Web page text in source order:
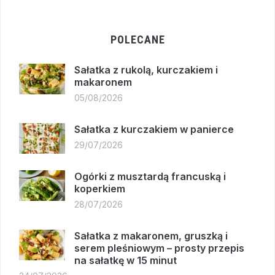
POLECANE
Sałatka z rukolą, kurczakiem i
makaronem
05/08/2026
Sałatka z kurczakiem w panierce
29/07/2026
Ogórki z musztardą francuską i
koperkiem
28/07/2026
Sałatka z makaronem, gruszką i
serem pleśniowym – prosty przepis
na sałatkę w 15 minut